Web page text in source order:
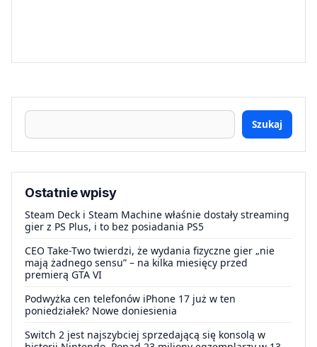
Szukaj
Ostatnie wpisy
Steam Deck i Steam Machine właśnie dostały streaming
gier z PS Plus, i to bez posiadania PS5
CEO Take-Two twierdzi, że wydania fizyczne gier „nie
mają żadnego sensu” – na kilka miesięcy przed
premierą GTA VI
Podwyżka cen telefonów iPhone 17 już w ten
poniedziałek? Nowe doniesienia
Switch 2 jest najszybciej sprzedającą się konsolą w